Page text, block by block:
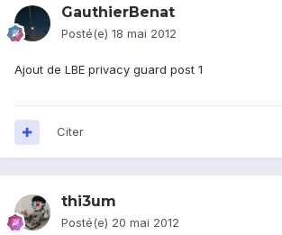
GauthierBenat
Posté(e) 18 mai 2012
Ajout de LBE privacy guard post 1
Citer
thi3um
Posté(e) 20 mai 2012